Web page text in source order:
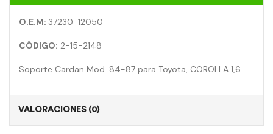
O.E.M: 37230-12050
CÓDIGO: 2-15-2148
Soporte Cardan Mod. 84-87 para Toyota, COROLLA 1,6
VALORACIONES (0)